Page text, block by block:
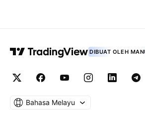
DIBUAT OLEH
Bahasa Melayu